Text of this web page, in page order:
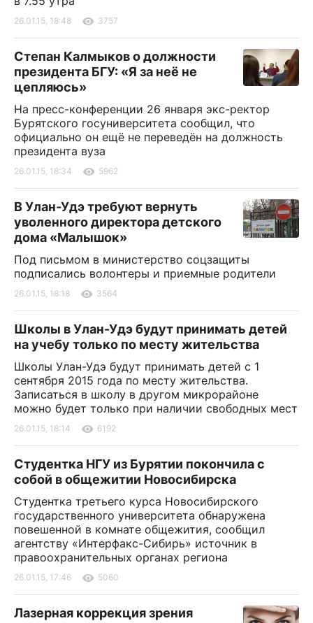
26.01.15, 18:48 3757
Степан Калмыков о должности
президента БГУ: «Я за неё не
цепляюсь»
На пресс-конференции 26 января экc-ректор
Бурятского госуниверситета сообщил, что
официально он ещё не переведён на должность
президента вуза
26.01.15, 18:34 5962
В Улан-Удэ требуют вернуть
уволенного директора детского
дома «Малышок»
Под письмом в министерство соцзащиты
подписались волонтеры и приемные родители
26.01.15, 18:18 3564
Школы в Улан-Удэ будут принимать детей
на учебу только по месту жительства
Школы Улан-Удэ будут принимать детей с 1
сентября 2015 года по месту жительства.
Записаться в школу в другом микрорайоне
можно будет только при наличии свободных мест
26.01.15, 18:14 6192
Студентка НГУ из Бурятии покончила с
собой в общежитии Новосибирска
Студентка третьего курса Новосибирского
государственного университета обнаружена
повешенной в комнате общежития, сообщил
агентству «Интерфакс-Сибирь» источник в
правоохранительных органах региона
26.01.15, 17:46 5060
Лазерная коррекция зрения